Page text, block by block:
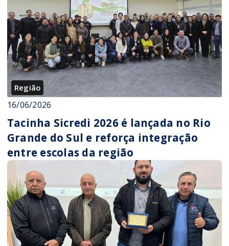
Região
16/06/2026
Tacinha Sicredi 2026 é lançada no Rio
Grande do Sul e reforça integração
entre escolas da região